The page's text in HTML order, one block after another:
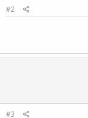
#2
#3